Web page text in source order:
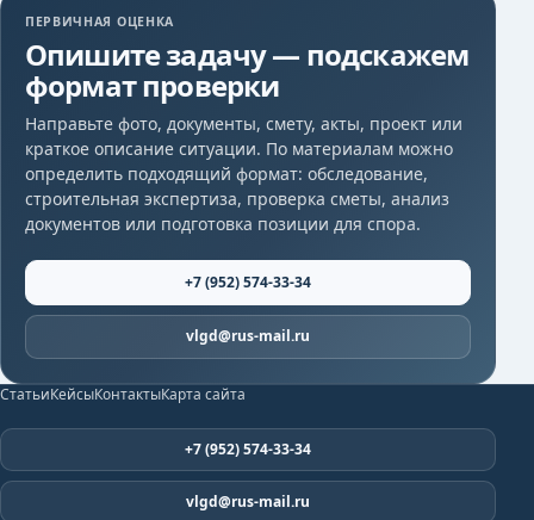
ПЕРВИЧНАЯ ОЦЕНКА
Опишите задачу — подскажем
формат проверки
Направьте фото, документы, смету, акты, проект или
краткое описание ситуации. По материалам можно
определить подходящий формат: обследование,
строительная экспертиза, проверка сметы, анализ
документов или подготовка позиции для спора.
+7 (952) 574-33-34
vlgd@rus-mail.ru
СтатьиКейсыКонтактыКарта сайта
+7 (952) 574-33-34
vlgd@rus-mail.ru